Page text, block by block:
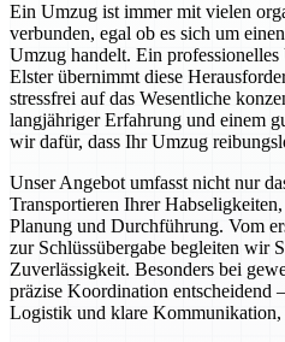
Ein Umzug ist immer mit vielen
verbunden, egal ob es sich um
Umzug handelt. Ein
Elster übernimmt diese
stressfrei auf das Wesentliche
langjähriger Erfahrung und einem
wir dafür, dass Ihr Umzug
Unser Angebot umfasst nicht nur
Transportieren Ihrer
Planung und Durchführung. Vom
zur Schlüssübergabe begleiten wir
Zuverlässigkeit. Besonders bei
präzise Koordination entscheidend
Logistik und klare